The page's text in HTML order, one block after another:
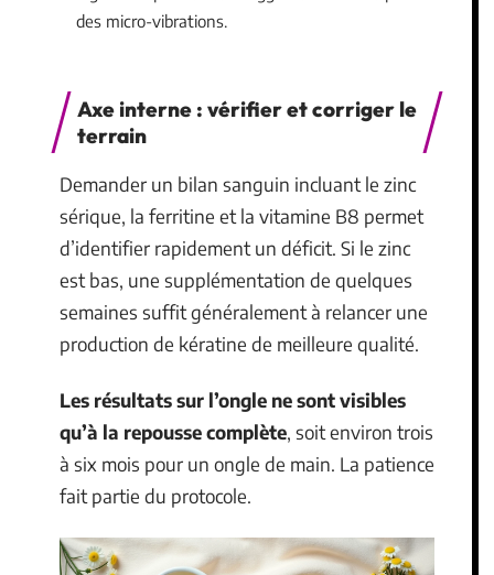
des micro-vibrations.
Axe interne : vérifier et corriger le
terrain
Demander un bilan sanguin incluant le zinc
sérique, la ferritine et la vitamine B8 permet
d’identifier rapidement un déficit. Si le zinc
est bas, une supplémentation de quelques
semaines suffit généralement à relancer une
production de kératine de meilleure qualité.
Les résultats sur l’ongle ne sont visibles
qu’à la repousse complète, soit environ trois
à six mois pour un ongle de main. La patience
fait partie du protocole.